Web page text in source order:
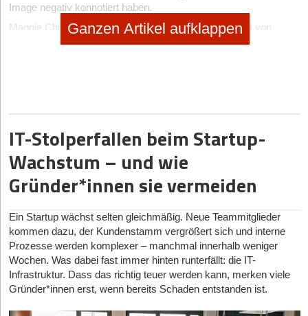
Image negativ konnotiert haben.
Maggie Childs, unter anderem Co-Founderin und CEO von
Arbeitspsychologe Kurt Seipel hat etwa 7000 Gründungen von
Start-ups begleitet und beobachtet dasselbe Muster: „Viele
stellen sich super dar, weil sie Investoren oder die Community
überzeugen wollen. Probleme bleiben da eher im Verborgenen.“
Networking sieht er trotzdem als wichtig – solange der
Verbündete zu suchen, die wirtschaftlich nicht vom Unternehmen
profitieren. „Man braucht jemanden, der keinen Nutzen vom
Start-up hat, aber zuhört“, so Seipel.
Ganzen Artikel aufklappen
IT-Stolperfallen beim Startup-
Wachstum – und wie
Gründer*innen sie vermeiden
Ein Startup wächst selten gleichmäßig. Neue Teammitglieder
kommen dazu, der Kundenstamm vergrößert sich und interne
Prozesse werden komplexer – manchmal innerhalb weniger
Wochen. Was dabei fast immer hinten runterfällt: die IT-
Infrastruktur. Dass das richtig teuer werden kann, merken viele
Gründer*innen erst, wenn bereits Schaden entstanden ist.